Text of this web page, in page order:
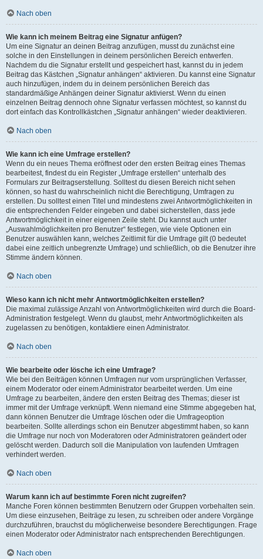
Nach oben
Wie kann ich meinem Beitrag eine Signatur anfügen?
Um eine Signatur an deinen Beitrag anzufügen, musst du zunächst eine
solche in den Einstellungen in deinem persönlichen Bereich entwerfen.
Nachdem du die Signatur erstellt und gespeichert hast, kannst du in jedem
Beitrag das Kästchen „Signatur anhängen“ aktivieren. Du kannst eine Signatur
auch hinzufügen, indem du in deinem persönlichen Bereich das
standardmäßige Anhängen deiner Signatur aktivierst. Wenn du einen
einzelnen Beitrag dennoch ohne Signatur verfassen möchtest, so kannst du
dort einfach das Kontrollkästchen „Signatur anhängen“ wieder deaktivieren.
Nach oben
Wie kann ich eine Umfrage erstellen?
Wenn du ein neues Thema eröffnest oder den ersten Beitrag eines Themas
bearbeitest, findest du ein Register „Umfrage erstellen“ unterhalb des
Formulars zur Beitragserstellung. Solltest du diesen Bereich nicht sehen
können, so hast du wahrscheinlich nicht die Berechtigung, Umfragen zu
erstellen. Du solltest einen Titel und mindestens zwei Antwortmöglichkeiten in
die entsprechenden Felder eingeben und dabei sicherstellen, dass jede
Antwortmöglichkeit in einer eigenen Zeile steht. Du kannst auch unter
„Auswahlmöglichkeiten pro Benutzer“ festlegen, wie viele Optionen ein
Benutzer auswählen kann, welches Zeitlimit für die Umfrage gilt (0 bedeutet
dabei eine zeitlich unbegrenzte Umfrage) und schließlich, ob die Benutzer ihre
Stimme ändern können.
Nach oben
Wieso kann ich nicht mehr Antwortmöglichkeiten erstellen?
Die maximal zulässige Anzahl von Antwortmöglichkeiten wird durch die Board-
Administration festgelegt. Wenn du glaubst, mehr Antwortmöglichkeiten als
zugelassen zu benötigen, kontaktiere einen Administrator.
Nach oben
Wie bearbeite oder lösche ich eine Umfrage?
Wie bei den Beiträgen können Umfragen nur vom ursprünglichen Verfasser,
einem Moderator oder einem Administrator bearbeitet werden. Um eine
Umfrage zu bearbeiten, ändere den ersten Beitrag des Themas; dieser ist
immer mit der Umfrage verknüpft. Wenn niemand eine Stimme abgegeben hat,
dann können Benutzer die Umfrage löschen oder die Umfrageoption
bearbeiten. Sollte allerdings schon ein Benutzer abgestimmt haben, so kann
die Umfrage nur noch von Moderatoren oder Administratoren geändert oder
gelöscht werden. Dadurch soll die Manipulation von laufenden Umfragen
verhindert werden.
Nach oben
Warum kann ich auf bestimmte Foren nicht zugreifen?
Manche Foren können bestimmten Benutzern oder Gruppen vorbehalten sein.
Um diese einzusehen, Beiträge zu lesen, zu schreiben oder andere Vorgänge
durchzuführen, brauchst du möglicherweise besondere Berechtigungen. Frage
einen Moderator oder Administrator nach entsprechenden Berechtigungen.
Nach oben